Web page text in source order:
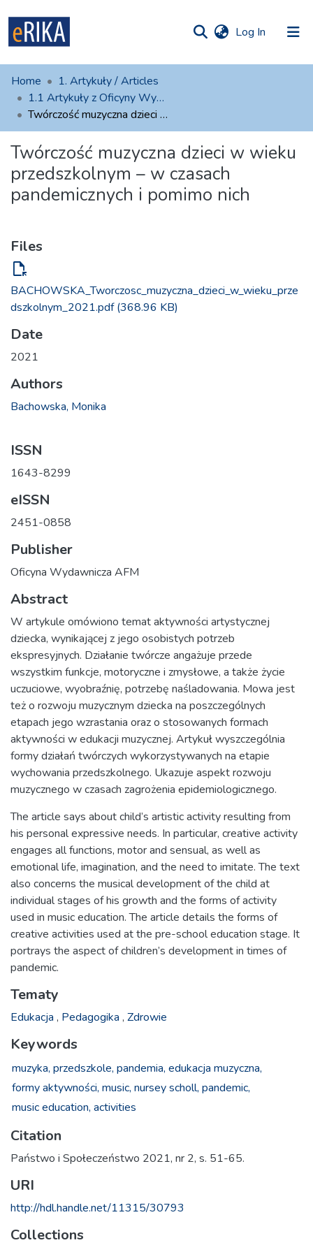
Log In (current)
UAFM
Information
Help
Contact
Home
1. Artykuły / Articles
1.1 Artykuły z Oficyny Wydawniczej AFM
Twórczość muzyczna dzieci w wieku przedszkolnym – w czasach pandemicznych i pomimo nich
Twórczość muzyczna dzieci w wieku
przedszkolnym – w czasach
pandemicznych i pomimo nich
Files
file_open
BACHOWSKA_Tworczosc_muzyczna_dzieci_w_wieku_prze
dszkolnym_2021.pdf(368.96 KB)
Date
2021
Authors
Bachowska, Monika
ISSN
1643-8299
eISSN
2451-0858
Publisher
Oficyna Wydawnicza AFM
Abstract
W artykule omówiono temat aktywności artystycznej
dziecka, wynikającej z jego osobistych potrzeb
ekspresyjnych. Działanie twórcze angażuje przede
wszystkim funkcje, motoryczne i zmysłowe, a także życie
uczuciowe, wyobraźnię, potrzebę naśladowania. Mowa jest
też o rozwoju muzycznym dziecka na poszczególnych
etapach jego wzrastania oraz o stosowanych formach
aktywności w edukacji muzycznej. Artykuł wyszczególnia
formy działań twórczych wykorzystywanych na etapie
wychowania przedszkolnego. Ukazuje aspekt rozwoju
muzycznego w czasach zagrożenia epidemiologicznego.
The article says about child’s artistic activity resulting from
his personal expressive needs. In particular, creative activity
engages all functions, motor and sensual, as well as
emotional life, imagination, and the need to imitate. The text
also concerns the musical development of the child at
individual stages of his growth and the forms of activity
used in music education. The article details the forms of
creative activities used at the pre-school education stage. It
portrays the aspect of children’s development in times of
pandemic.
Tematy
Edukacja , Pedagogika , Zdrowie
Keywords
muzyka, przedszkole, pandemia, edukacja muzyczna,
formy aktywności, music, nursey scholl, pandemic,
music education, activities
Citation
Państwo i Społeczeństwo 2021, nr 2, s. 51-65.
URI
http://hdl.handle.net/11315/30793
Collections